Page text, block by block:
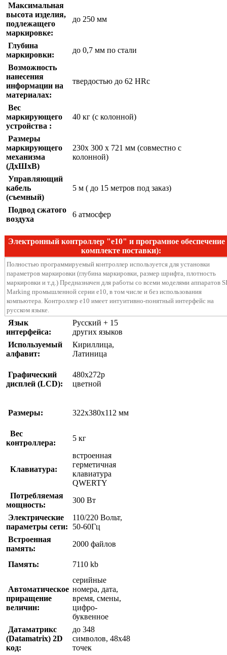
Максимальная
высота изделия,
подлежащего
маркировке:
до 250 мм
Глубина
маркировки:
до 0,7 мм по стали
Возможность
нанесения
информации на
материалах:
твердостью до 62 HRc
Вес
маркирующего
устройства :
40 кг (с колонной)
Размеры
маркирующего
механизма
(ДхШхВ)
230х 300 х 721 мм (совместно с
колонной)
Управляющий
кабель
(съемный)
5 м ( до 15 метров под заказ)
Подвод сжатого
воздуха
6 атмосфер
Электронный контроллер "e10" и програмное
комплекте поставки):
Полностью программируемый контроллер используется для установки
параметров маркировки (глубина маркировки, размер шрифта, плотность
маркировки и т.д.) Предназначен для работы со всеми моделями аппаратов
Marking промышленной серии e10, в том числе и без использования
компьютера. Контроллер e10 имеет интуитивно-понятный интерфейс на
русском языке.
Язык
интерфейса:
Русский + 15
других языков
Используемый
алфавит:
Кириллица,
Латиница
Графический
дисплей (LCD):
480x272p
цветной
Размеры: 322x380x112 мм
Вес
контроллера:
5 кг
Клавиатура:
встроенная
герметичная
клавиатура
QWERTY
Потребляемая
мощность:
300 Вт
Электрические
параметры сети:
110/220 Вольт,
50-60Гц
Встроенная
память:
2000 файлов
Память: 7110 kb
Автоматическое
приращение
величин:
серийные
номера, дата,
время, смены,
цифро-
буквенное
Датаматрикс
(Datamatrix) 2D
код:
до 348
символов, 48х48
точек